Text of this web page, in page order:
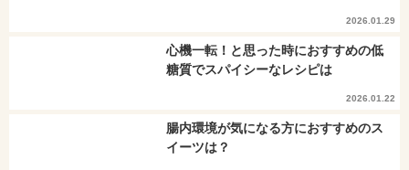
2026.01.29
心機一転！と思った時におすすめの低
糖質でスパイシーなレシピは
2026.01.22
腸内環境が気になる方におすすめのス
イーツは？